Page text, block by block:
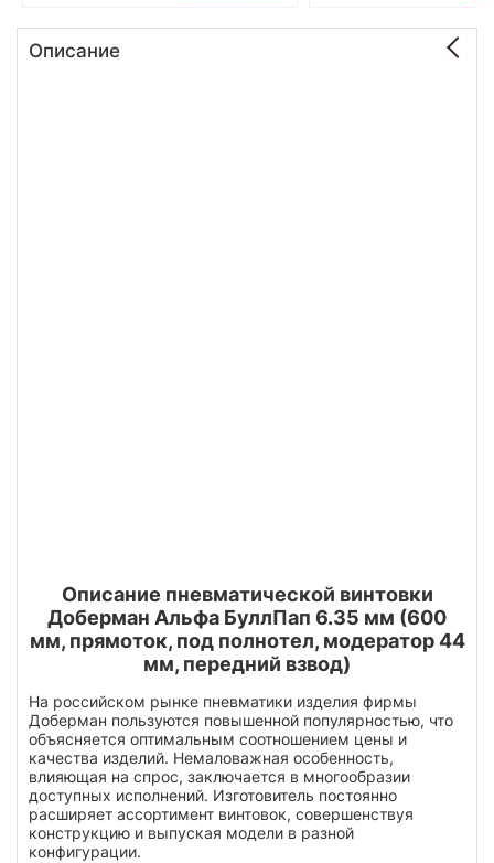
Описание
Описание пневматической винтовки
Доберман Альфа БуллПап 6.35 мм (600
мм, прямоток, под полнотел, модератор 44
мм, передний взвод)
На российском рынке пневматики изделия фирмы
Доберман пользуются повышенной популярностью, что
объясняется оптимальным соотношением цены и
качества изделий. Немаловажная особенность,
влияющая на спрос, заключается в многообразии
доступных исполнений. Изготовитель постоянно
расширяет ассортимент винтовок, совершенствуя
конструкцию и выпуская модели в разной
конфигурации.